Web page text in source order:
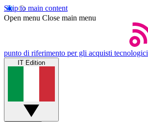
Skip to main content
Open menu Close main menu
punto di riferimento per gli acquisti tecnologici
IT Edition